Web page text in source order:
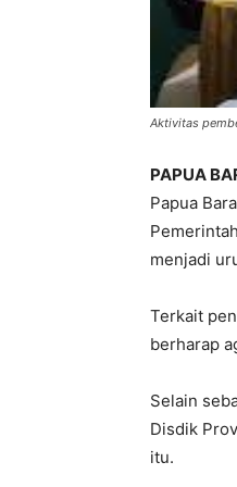
Aktivitas
PAPUA
Papua
menjadi
Terkait
berharap
Selain
Disdik
itu.